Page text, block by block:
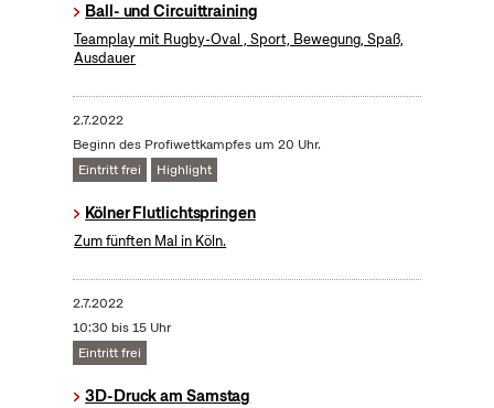
Ball- und Circuittraining
Teamplay mit Rugby-Oval , Sport, Bewegung, Spaß,
Ausdauer
2.7.2022
Beginn des Profiwettkampfes um 20 Uhr.
Eintritt frei
Highlight
Kölner Flutlichtspringen
Zum fünften Mal in Köln.
2.7.2022
10:30 bis 15 Uhr
Eintritt frei
3D-Druck am Samstag